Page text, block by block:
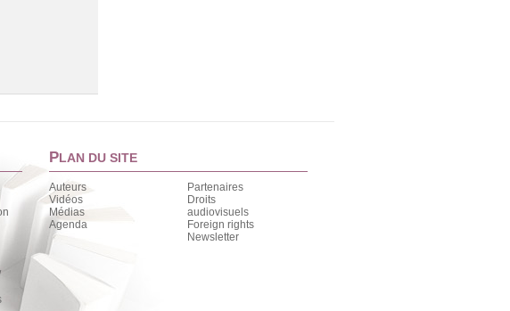
PLAN DU SITE
Auteurs
Vidéos
Médias
Agenda
Partenaires
Droits
audiovisuels
Foreign rights
Newsletter